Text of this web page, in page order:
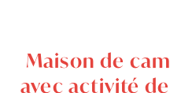
Maison de
avec activité